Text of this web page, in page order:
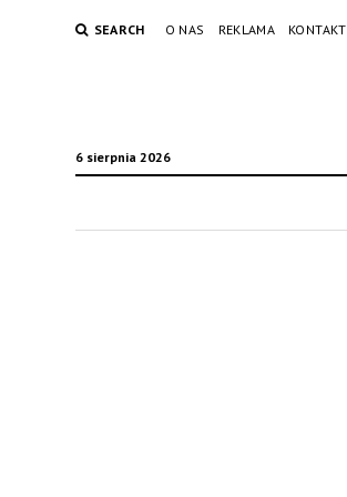
SEARCH O NAS REKLAMA KONTAKT
6 sierpnia 2026